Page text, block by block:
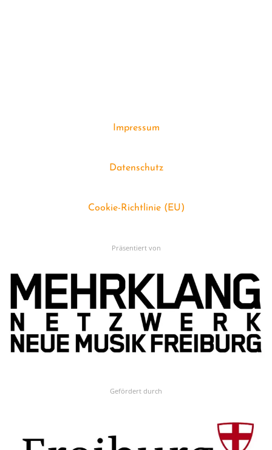
Impressum
Datenschutz
Cookie-Richtlinie (EU)
Präsentiert von
Gefördert durch